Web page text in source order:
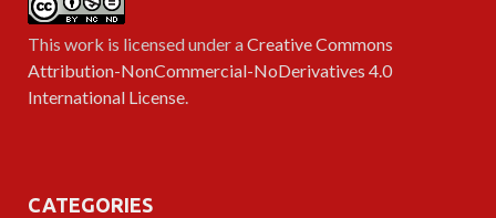
This work is licensed under aCreative Commons
Attribution-NonCommercial-NoDerivatives 4.0
International License.
CATEGORIES